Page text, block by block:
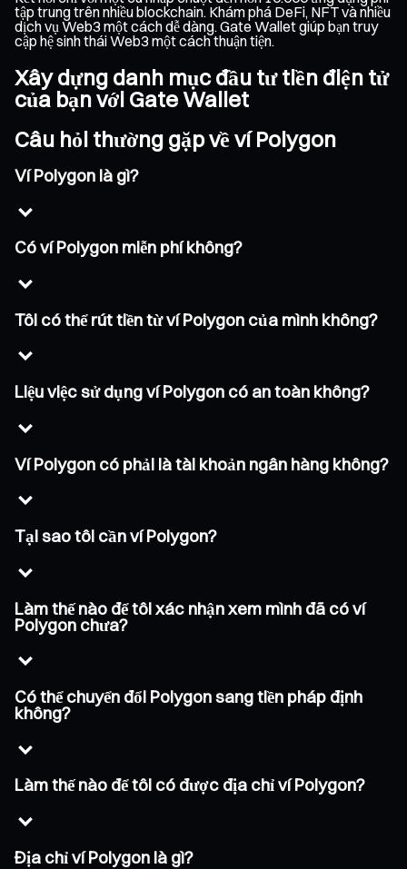
tập trung trên nhiều blockchain. Khám phá DeFi, NFT và nhiều
dịch vụ Web3 một cách dễ dàng. Gate Wallet giúp bạn truy
cập hệ sinh thái Web3 một cách thuận tiện.
Xây dựng danh mục đầu tư tiền điện tử
của bạn với Gate Wallet
Câu hỏi thường gặp về ví Polygon
Ví Polygon là gì?
Có ví Polygon miễn phí không?
Tôi có thể rút tiền từ ví Polygon của mình không?
Liệu việc sử dụng ví Polygon có an toàn không?
Ví Polygon có phải là tài khoản ngân hàng không?
Tại sao tôi cần ví Polygon?
Làm thế nào để tôi xác nhận xem mình đã có ví
Polygon chưa?
Có thể chuyển đổi Polygon sang tiền pháp định
không?
Làm thế nào để tôi có được địa chỉ ví Polygon?
Địa chỉ ví Polygon là gì?